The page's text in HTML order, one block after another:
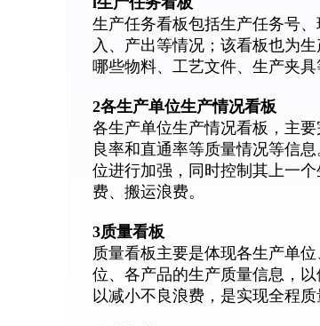
生产任务看板包括生产任务号
入、产出等情况；该看板也为
哪些物料、工艺文件、生产夹具
2各生产单位生产情况看板
各生产单位生产情况看板，主
良率和直通率等质量情况等信
位进行加强，同时控制其上一
费、搬运浪费。
3质量看板
质量看板主要是体现各生产单
位、各产品的生产质量信息，
以减小不良浪费，是实现全程